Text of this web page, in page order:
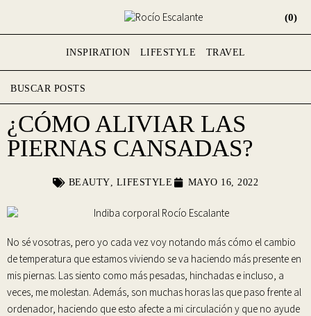
(0)
INSPIRATION LIFESTYLE TRAVEL
¿CÓMO ALIVIAR LAS
PIERNAS CANSADAS?
BEAUTY, LIFESTYLE MAYO 16, 2022
No sé vosotras, pero yo cada vez voy notando más cómo el cambio
de temperatura que estamos viviendo se va haciendo más presente en
mis piernas. Las siento como más pesadas, hinchadas e incluso, a
veces, me molestan. Además, son muchas horas las que paso frente al
ordenador, haciendo que esto afecte a mi circulación y que no ayude